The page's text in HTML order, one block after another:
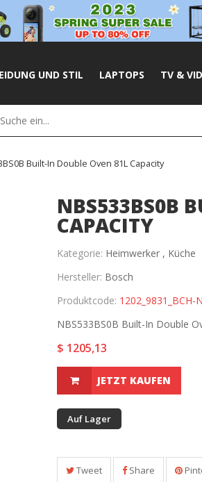
UND STIL LAPTOPS TV &
Built-In Double Oven 81L Capacity
NBS533BS0B
CAPACITY
Kategorie: Heimwerker , Küche
Hersteller: Bosch
Produktcode: 1202_9831_BCH-
NBS533BS0B Built-In Double
$ 1205,13
JETZT KAUFEN
Auf Lager
Tweet Share